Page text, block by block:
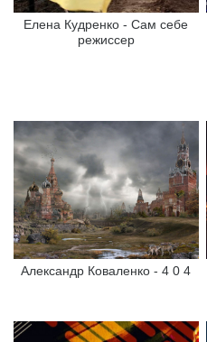
Елена Кудренко - Сам себе
режиссер
Александр Коваленко - 4 0 4